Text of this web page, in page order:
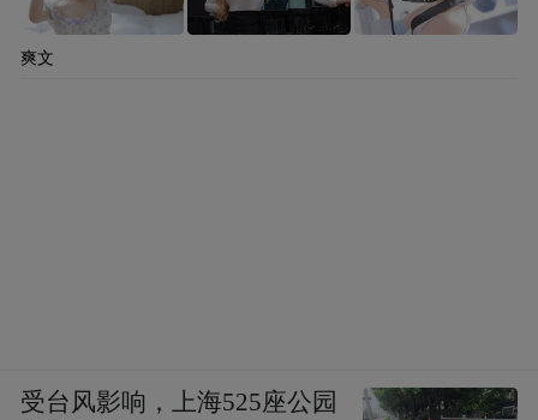
爽文
受台风影响，上海525座公园